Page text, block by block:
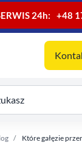
24h: +48
Które gałęzie